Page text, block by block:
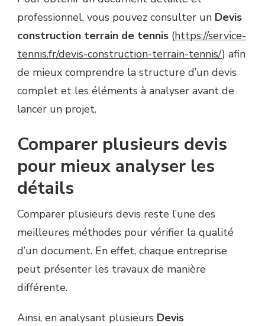
professionnel, vous pouvez consulter un Devis
construction terrain de tennis (https://service-
tennis.fr/devis-construction-terrain-tennis/) afin
de mieux comprendre la structure d’un devis
complet et les éléments à analyser avant de
lancer un projet.
Comparer plusieurs devis
pour mieux analyser les
détails
Comparer plusieurs devis reste l’une des
meilleures méthodes pour vérifier la qualité
d’un document. En effet, chaque entreprise
peut présenter les travaux de manière
différente.
Ainsi, en analysant plusieurs Devis